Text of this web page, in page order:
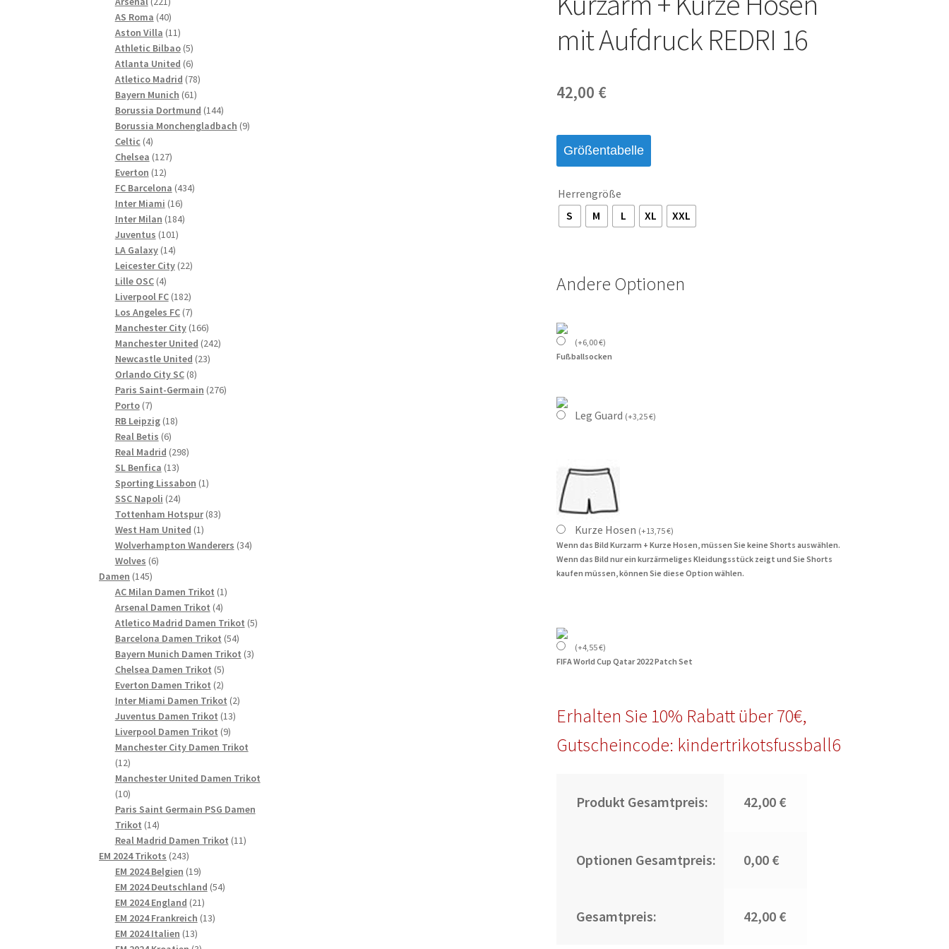
mit Aufdruck REDRI 16
42,00 €
Größentabelle
Herrengröße
S
M L XL XXL
Andere Optionen
(+6,00€)
Fußballsocken
Leg Guard (+3,25€)
Kurze Hosen (+13,75€)
Wenn das Bild Kurzarm + Kurze Hosen, müssen Sie keine Shorts auswählen.
Wenn das Bild nur ein kurzärmeliges Kleidungsstück zeigt und Sie Shorts
kaufen müssen, können Sie diese Option wählen.
(+4,55€)
FIFA World Cup Qatar 2022 Patch Set
Erhalten Sie 10% Rabatt über 70€,
Gutscheincode: kindertrikotsfussball6
Produkt Gesamtpreis: 42,00 €
Optionen Gesamtpreis: 0,00 €
Gesamtpreis: 42,00 €
Produkte
AS Roma 4040
Produkte
Aston Villa 1111
Produkte
Athletic Bilbao 55
Produkte
Atlanta United 66
Produkte
Atletico Madrid 7878
Bayern Munich 6161
Produkte
Borussia Dortmund 144144
Produkte
Borussia Monchengladbach 99
Celtic 44
Produkte
Chelsea 127127
Everton 1212
Produkte
FC Barcelona 434434
Inter Miami 1616
Produkte
Inter Milan 184184
Juventus 101101
Produkte
LA Galaxy 1414
Produkte
Leicester City 2222
Lille OSC 44
Produkte
Liverpool FC 182182
Produkte
Los Angeles FC 77
Produkte
Manchester City 166166
Produkte
Manchester United 242242
Newcastle United 2323
Orlando City SC 88
Produkte
Paris Saint-Germain 276276
Porto 77
Produkte
RB Leipzig 1818
Real Betis 66
Produkte
Real Madrid 298298
SL Benfica 1313
Produkte
Sporting Lissabon 11
SSC Napoli 2424
Produkte
Tottenham Hotspur 8383
West Ham United 11
Produkt
Wolverhampton Wanderers 3434
Wolves 66
Damen 145145
Produkte
AC Milan Damen Trikot 11
Arsenal Damen Trikot 44
Produkte
Atletico Madrid Damen Trikot 55
Barcelona Damen Trikot 5454
Produkte
Bayern Munich Damen Trikot 33
Chelsea Damen Trikot 55
Produkte
Everton Damen Trikot 22
Produkte
Inter Miami Damen Trikot 22
Juventus Damen Trikot 1313
Liverpool Damen Trikot 99
Produkte
Manchester City Damen Trikot
1212
Produkte
Manchester United Damen Trikot
1010
Produkte
Paris Saint Germain PSG Damen
Trikot 1414
Produkte
Real Madrid Damen Trikot 1111
EM 2024 Trikots 243243
Produkte
EM 2024 Belgien 1919
Produkte
EM 2024 Deutschland 5454
EM 2024 England 2121
Produkte
EM 2024 Frankreich 1313
EM 2024 Italien 1313